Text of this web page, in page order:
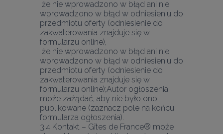
wprowadzono w błąd w odniesieniu do
przedmiotu oferty (odniesienie do
zakwaterowania znajduje się w
formularzu online),
wprowadzono w błąd w odniesieniu do
przedmiotu oferty (odniesienie do
zakwaterowania znajduje się w
formularzu online);Autor ogłoszenia
może zażądać, aby nie było ono
publikowane (zaznacz pole na końcu
formularza ogłoszenia).
3.4 Kontakt – Gîtes de France® może